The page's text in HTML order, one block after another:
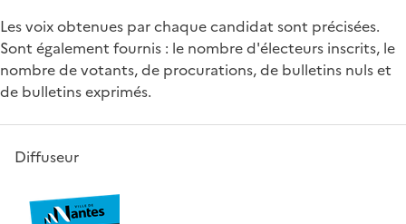
Les voix obtenues par chaque candidat sont précisées.
Sont également fournis : le nombre d'électeurs inscrits, le
nombre de votants, de procurations, de bulletins nuls et
de bulletins exprimés.
Diffuseur